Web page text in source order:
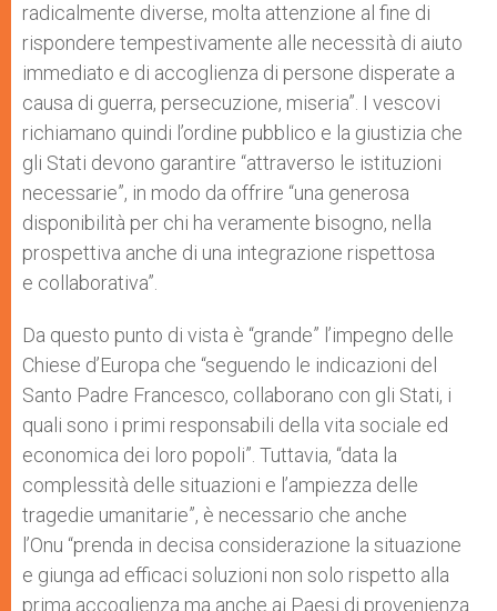
radicalmente diverse, molta attenzione al fine di
rispondere tempestivamente alle necessità di aiuto
immediato e di accoglienza di persone disperate a
causa di guerra, persecuzione, miseria”. I vescovi
richiamano quindi l’ordine pubblico e la giustizia che
gli Stati devono garantire “attraverso le istituzioni
necessarie”, in modo da offrire “una generosa
disponibilità per chi ha veramente bisogno, nella
prospettiva anche di una integrazione rispettosa
e collaborativa”.
Da questo punto di vista è “grande” l’impegno delle
Chiese d’Europa che “seguendo le indicazioni del
Santo Padre Francesco, collaborano con gli Stati, i
quali sono i primi responsabili della vita sociale ed
economica dei loro popoli”. Tuttavia, “data la
complessità delle situazioni e l’ampiezza delle
tragedie umanitarie”, è necessario che anche
l’Onu “prenda in decisa considerazione la situazione
e giunga ad efficaci soluzioni non solo rispetto alla
prima accoglienza ma anche ai Paesi di provenienza